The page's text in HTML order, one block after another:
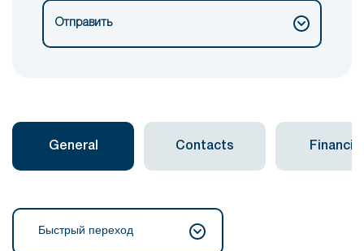
Отправить
General Contacts Financial
Быстрый переход